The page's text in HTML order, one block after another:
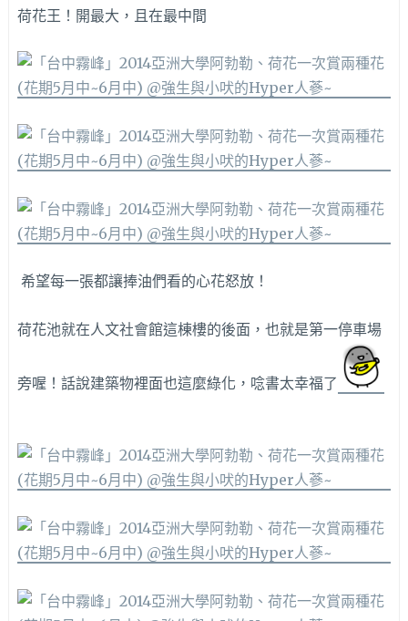
荷花王！開最大，且在最中間
希望每一張都讓捧油們看的心花怒放！
荷花池就在人文社會館這棟樓的後面，也就是第一停車場
旁喔！話說建築物裡面也這麼綠化，唸書太幸福了